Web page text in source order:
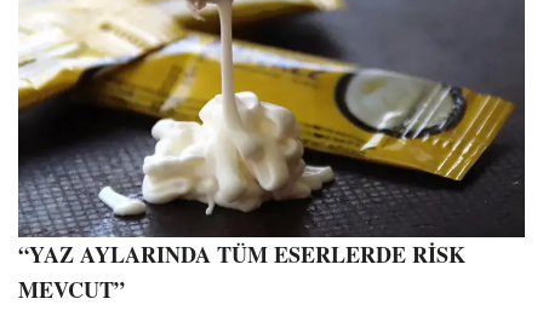
“YAZ AYLARINDA TÜM ESERLERDE RİSK
MEVCUT”